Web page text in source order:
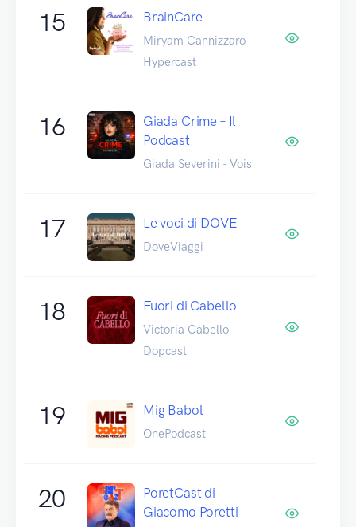
15 BrainCare
Miryam Cannizzaro -
Hypercast
16
Giada Crime – Il
Podcast
Giada Severini - Vois
17 Le voci di DOVE
DoveViaggi
18 Fuori di Cabello
Victoria Cabello -
Dopcast
19 Mig Babol
OnePodcast
20
PoretCast di
Giacomo Poretti